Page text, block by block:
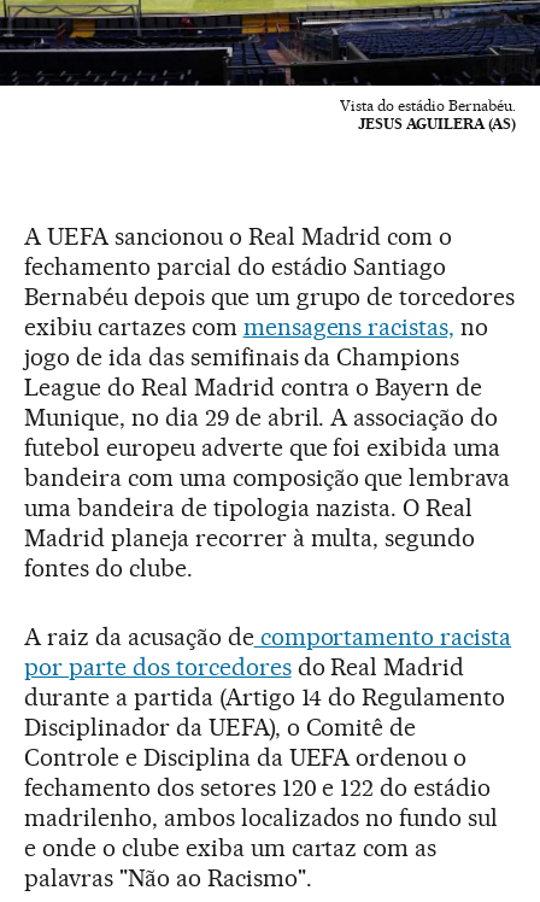
Vista do estádio Bernabéu.
JESUS AGUILERA (AS)
A UEFA sancionou o Real Madrid com o
fechamento parcial do estádio Santiago
Bernabéu depois que um grupo de torcedores
exibiu cartazes com mensagens racistas, no
jogo de ida das semifinais da Champions
League do Real Madrid contra o Bayern de
Munique, no dia 29 de abril. A associação do
futebol europeu adverte que foi exibida uma
bandeira com uma composição que lembrava
uma bandeira de tipologia nazista. O Real
Madrid planeja recorrer à multa, segundo
fontes do clube.
A raiz da acusação decomportamento racista
por parte dos torcedoresdo Real Madrid
durante a partida (Artigo 14 do Regulamento
Disciplinador da UEFA), o Comitê de
Controle e Disciplina da UEFA ordenou o
fechamento dos setores 120 e 122 do estádio
madrilenho, ambos localizados no fundo sul
e onde o clube exiba um cartaz com as
palavras "Não ao Racismo".